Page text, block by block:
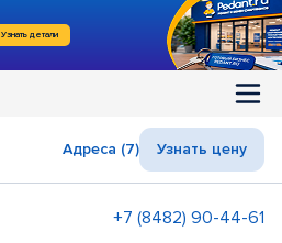
Узнать детали
Адреса (7) Узнать цену
+7 (8482) 90-44-61